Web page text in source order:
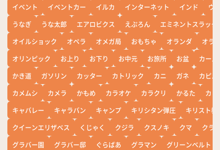
イベント
イベントカー イルカ インターネット インド
ウ
うなぎ
うな太郎 エアロビクス えぷろん
エミネントスラック
オイルショック
オペラ オメガ局 おもちゃ オランダ
オラ
オリンピック
お上り お下り お中元 お旅所 お盆
カー
かき道
ガソリン カッター カトリック カニ ガネ
カピバ
カメムシ
カメラ かもめ カラオケ カラクリ かるた
カレ
キャバレー
キャラバン キャンプ キリシタン弾圧
キリスト教
クイーンエリザベス
くじゃく クジラ クスノキ クマ
クラ
グラバー園
グラバー邸 ぐらばあ グラマン
グリーンベルト